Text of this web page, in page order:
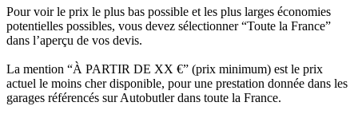
Pour voir le prix le plus bas possible et les plus larges économies
potentielles possibles, vous devez sélectionner “Toute la France”
dans l’aperçu de vos devis.
La mention “À PARTIR DE XX €” (prix minimum) est le prix
actuel le moins cher disponible, pour une prestation donnée dans les
garages référencés sur Autobutler dans toute la France.